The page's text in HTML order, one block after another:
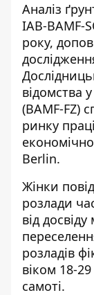
Аналіз
IAB-BAMF-
року,
відомства
(BAMF-FZ)
ринку
Berlin.
Жінки
розлади
від
розладів
віком 18-
самоті.